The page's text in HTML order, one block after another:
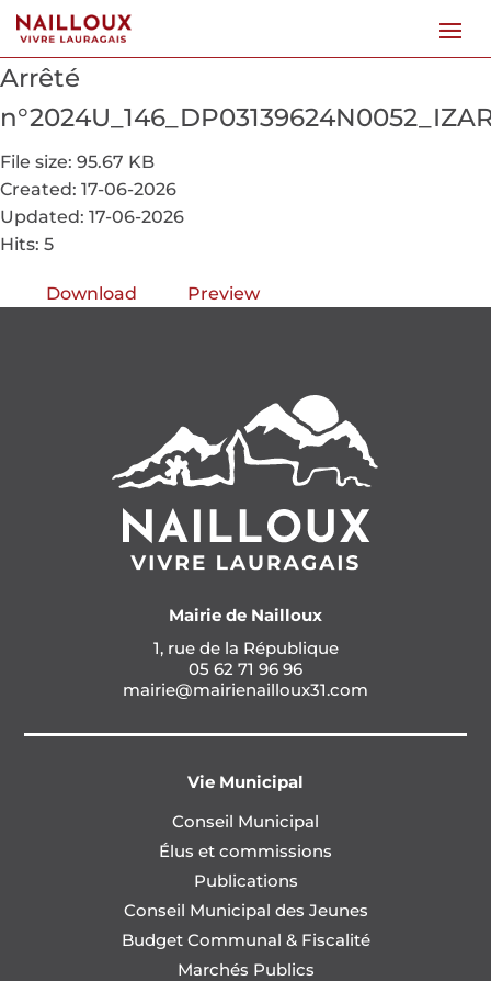
Arrêté
File size: 95.67 KB
Created: 17-06-2026
Updated: 17-06-2026
Hits: 5
Download Preview
Mairie de Nailloux
1, rue de la République
05 62 71 96 96
mairie@mairienailloux31.com
Vie Municipal
Conseil Municipal
Élus et commissions
Publications
Conseil Municipal des Jeunes
Budget Communal & Fiscalité
Marchés Publics